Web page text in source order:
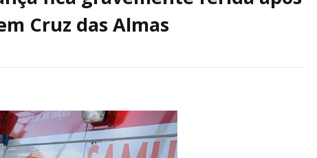
Cruz das Almas